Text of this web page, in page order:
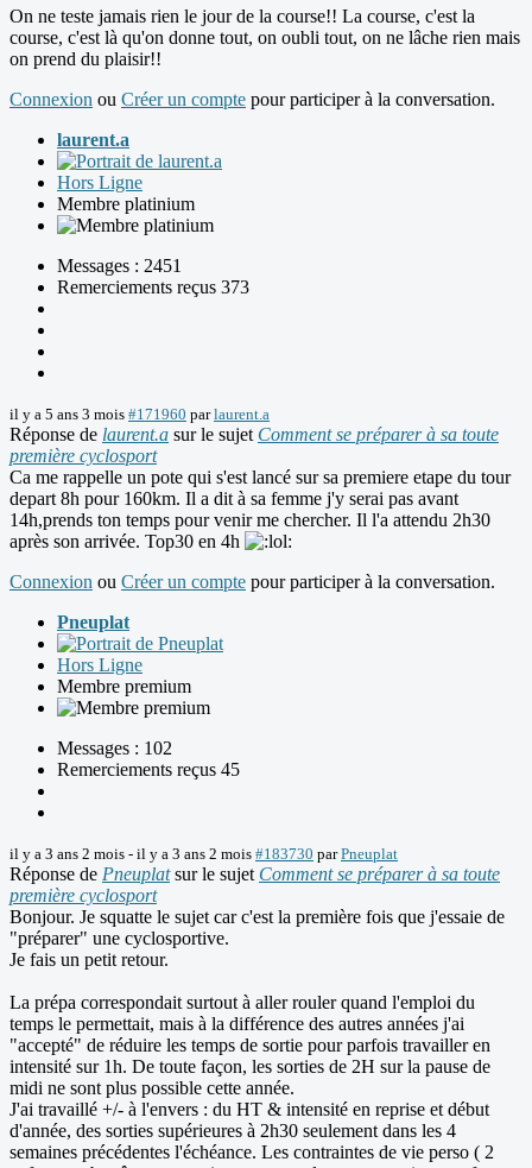
On ne teste jamais rien le jour de la course!! La course, c'est la
course, c'est là qu'on donne tout, on oubli tout, on ne lâche rien mais
on prend du plaisir!!
Connexion ou Créer un compte pour participer à la conversation.
laurent.a
Hors Ligne
Membre platinium
Messages : 2451
Remerciements reçus 373
il y a 5 ans 3 mois #171960 parlaurent.a
Réponse de laurent.a sur le sujet Comment se préparer à sa toute
première cyclosport
Ca me rappelle un pote qui s'est lancé sur sa premiere etape du tour
depart 8h pour 160km. Il a dit à sa femme j'y serai pas avant
14h,prends ton temps pour venir me chercher. Il l'a attendu 2h30
après son arrivée. Top30 en 4h
Connexion ou Créer un compte pour participer à la conversation.
Pneuplat
Hors Ligne
Membre premium
Messages : 102
Remerciements reçus 45
il y a 3 ans 2 mois - il y a 3 ans 2 mois #183730 parPneuplat
Réponse de Pneuplatsur le sujet Comment se préparer à sa toute
première cyclosport
Bonjour. Je squatte le sujet car c'est la première fois que j'essaie de
"préparer" une cyclosportive.
Je fais un petit retour.
La prépa correspondait surtout à aller rouler quand l'emploi du
temps le permettait, mais à la différence des autres années j'ai
"accepté" de réduire les temps de sortie pour parfois travailler en
intensité sur 1h. De toute façon, les sorties de 2H sur la pause de
midi ne sont plus possible cette année.
J'ai travaillé +/- à l'envers : du HT & intensité en reprise et début
d'année, des sorties supérieures à 2h30 seulement dans les 4
semaines précédentes l'échéance. Les contraintes de vie perso ( 2